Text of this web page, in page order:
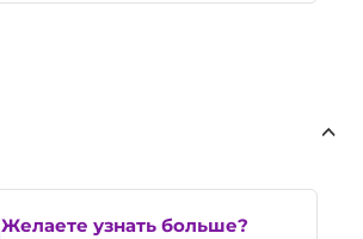
Желаете узнать больше?